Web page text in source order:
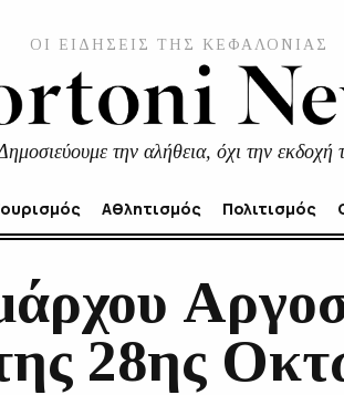
ΟΙ ΕΙΔΗΣΕΙΣ ΤΗΣ ΚΕΦΑΛΟΝΙΑΣ
την αλήθεια, όχι την εκδοχή
Αθλητισμός Πολιτισμός
28ης